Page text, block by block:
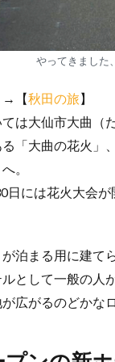
やってきました
→【秋田の旅】
は大仙市大曲（
「大曲の花火」
。
日には花火大会
泊まる用に建て
として一般の人
広がるのどかな